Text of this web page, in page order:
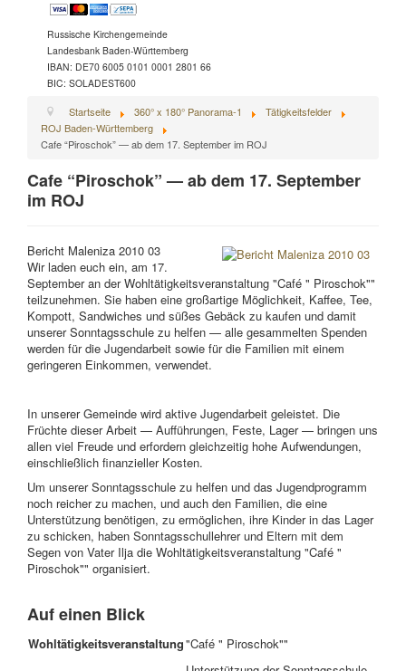
Russische Kirchengemeinde
Landesbank Baden-Württemberg
IBAN: DE70 6005 0101 0001 2801 66
BIC: SOLADEST600
Startseite 360° x 180° Panorama-1
Tätigkeitsfelder
ROJ Baden-Württemberg
Cafe “Piroschok” — ab dem 17. September im ROJ
Cafe “Piroschok” — ab dem 17. September
im ROJ
Bericht Maleniza 2010 03
Wir laden euch ein, am 17.
September an der Wohltätigkeitsveranstaltung "Café " Piroschok""
teilzunehmen. Sie haben eine großartige Möglichkeit, Kaffee, Tee,
Kompott, Sandwiches und süßes Gebäck zu kaufen und damit
unserer Sonntagsschule zu helfen — alle gesammelten Spenden
werden für die Jugendarbeit sowie für die Familien mit einem
geringeren Einkommen, verwendet.
In unserer Gemeinde wird aktive Jugendarbeit geleistet. Die
Früchte dieser Arbeit — Aufführungen, Feste, Lager — bringen uns
allen viel Freude und erfordern gleichzeitig hohe Aufwendungen,
einschließlich finanzieller Kosten.
Um unserer Sonntagsschule zu helfen und das Jugendprogramm
noch reicher zu machen, und auch den Familien, die eine
Unterstützung benötigen, zu ermöglichen, ihre Kinder in das Lager
zu schicken, haben Sonntagsschullehrer und Eltern mit dem
Segen von Vater Ilja die Wohltätigkeitsveranstaltung "Café "
Piroschok"" organisiert.
Auf einen Blick
Wohltätigkeitsveranstaltung"Café " Piroschok""